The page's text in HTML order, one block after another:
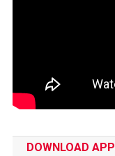
DOWNLOAD APP